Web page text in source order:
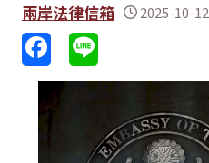
兩岸法律信箱 2025-10-12